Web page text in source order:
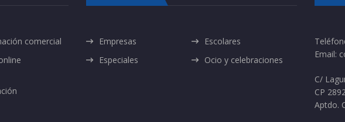
comercial
Empresas
Escolares
Especiales
Ocio y celebraciones
Email:
C/
CP
Aptdo.